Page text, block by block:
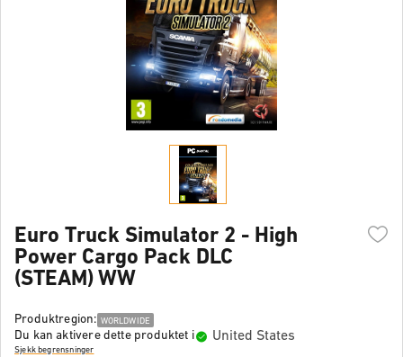
Euro Truck Simulator 2 - High
Power Cargo Pack DLC
(STEAM) WW
Produktregion: WORLDWIDE
Du kan aktivere dette produktet i United States
Sjekk begrensninger